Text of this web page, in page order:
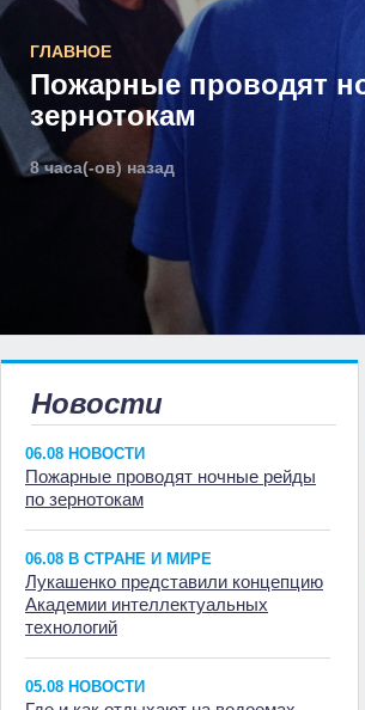
ГЛАВНОЕ
Пожарные проводят
зернотокам
8 часа(-ов) назад
Новости
06.08 НОВОСТИ
Пожарные проводят ночные рейды
по зернотокам
06.08 В СТРАНЕ И МИРЕ
Лукашенко представили концепцию
Академии интеллектуальных
технологий
05.08 НОВОСТИ